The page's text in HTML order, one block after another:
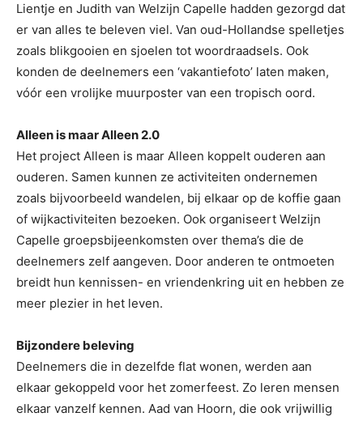
Lientje en Judith van Welzijn Capelle hadden gezorgd dat
er van alles te beleven viel. Van oud-Hollandse spelletjes
zoals blikgooien en sjoelen tot woordraadsels. Ook
konden de deelnemers een ‘vakantiefoto’ laten maken,
vóór een vrolijke muurposter van een tropisch oord.
Alleen is maar Alleen 2.0
Het project Alleen is maar Alleen koppelt ouderen aan
ouderen. Samen kunnen ze activiteiten ondernemen
zoals bijvoorbeeld wandelen, bij elkaar op de koffie gaan
of wijkactiviteiten bezoeken. Ook organiseert Welzijn
Capelle groepsbijeenkomsten over thema’s die de
deelnemers zelf aangeven. Door anderen te ontmoeten
breidt hun kennissen- en vriendenkring uit en hebben ze
meer plezier in het leven.
Bijzondere beleving
Deelnemers die in dezelfde flat wonen, werden aan
elkaar gekoppeld voor het zomerfeest. Zo leren mensen
elkaar vanzelf kennen. Aad van Hoorn, die ook vrijwillig